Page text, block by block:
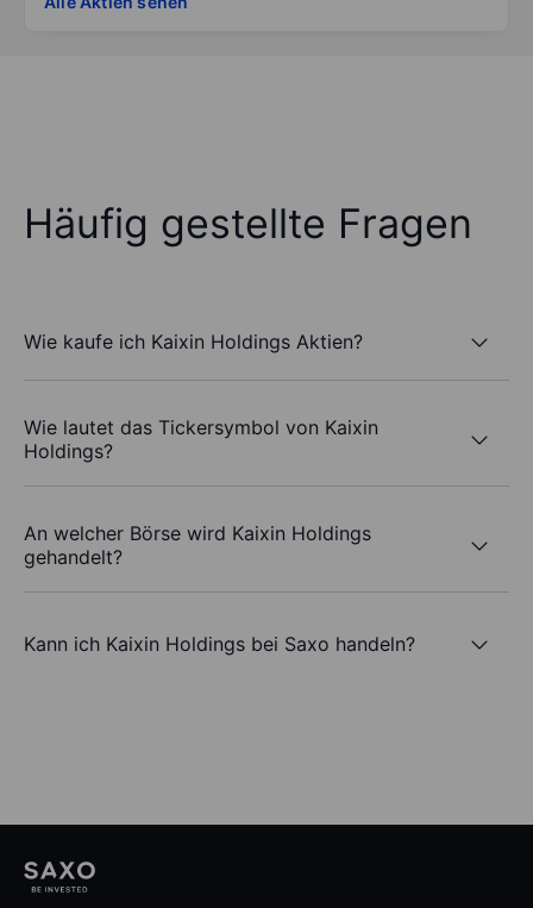
Häufig gestellte Fragen
Wie kaufe ich Kaixin Holdings Aktien?
Wie lautet das Tickersymbol von Kaixin
Holdings?
An welcher Börse wird Kaixin Holdings
gehandelt?
Kann ich Kaixin Holdings bei Saxo handeln?